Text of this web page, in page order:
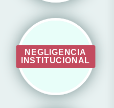
NEGLIGENCIA
INSTITUCIONAL